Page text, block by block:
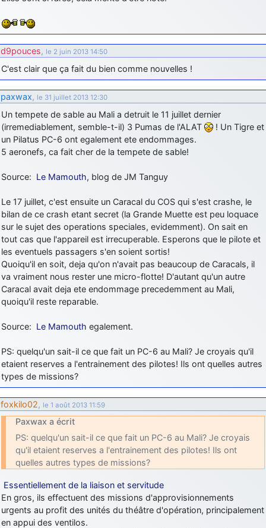
d9pouces, le 2 juin 2013 14:50
C'est clair que ça fait du bien comme nouvelles !
paxwax, le 31 juillet 2013 12:30
Un tempete de sable au Mali a detruit le 11 juillet dernier
(irremediablement, semble-t-il) 3 Pumas de l'ALAT
! Un Tigre et
un Pilatus PC-6 ont egalement ete endommages.
5 aeronefs, ca fait cher de la tempete de sable!
Source: Le Mamouth, blog de JM Tanguy
Le 17 juillet, c'est ensuite un Caracal du COS qui s'est crashe, le
bilan de ce crash etant secret (la Grande Muette est peu loquace
sur le sujet des operations speciales, evidemment). On sait en
tout cas que l'appareil est irrecuperable. Esperons que le pilote et
les eventuels passagers s'en soient sortis!
Quoiqu'il en soit, deja qu'on n'avait pas beaucoup de Caracals, il
va vraiment nous rester une micro-flotte! D'autant qu'un autre
Caracal avait deja ete endommage precedemment au Mali,
quoiqu'il reste reparable.
Source: Le Mamouth egalement.
PS: quelqu'un sait-il ce que fait un PC-6 au Mali? Je croyais qu'il
etaient reserves a l'entrainement des pilotes! Ils ont quelles autres
types de missions?
foxkilo02, le 1 août 2013 11:59
Paxwax a écrit
PS: quelqu'un sait-il ce que fait un PC-6 au Mali? Je croyais
qu'il etaient reserves a l'entrainement des pilotes! Ils ont
quelles autres types de missions?
Essentiellement de la liaison et servitude
En gros, ils effectuent des missions d'approvisionnements
urgents au profit des unités du théâtre d'opération, principalement
en appui des ventilos.